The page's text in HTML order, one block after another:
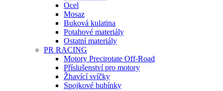
Ocel
Mosaz
Buková kulatina
Potahové materiály
Ostatní materiály
PR RACING
Motory Precirotate Off-Road
Příslušenství pro motory
Žhavící svíčky
Spojkové bubínky